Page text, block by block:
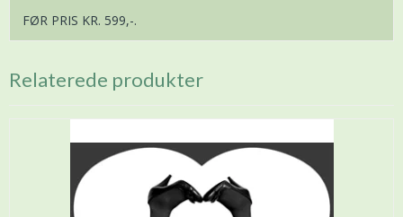
FØR PRIS KR. 599,-.
Relaterede produkter